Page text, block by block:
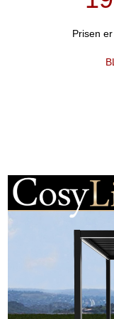
tilbehør og få
Hvor kan jeg
Du kan placere en
terrasse, over
haven. Nogle
– f.eks. fliser,
En pergola har et
havepavilloner med
polycarbonattag
lamellerne er
du et elegant og
kontrol og et
vores bioklimatiske
Hvorfor vælge
Prisen